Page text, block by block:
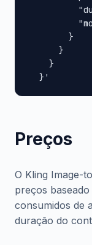
        }
      }
    }
  }'
Preços
O Kling Image-
preços
consumidos de
duração do